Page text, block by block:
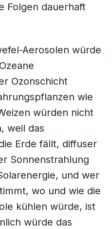
Folgen dauerhaft
Aerosolen würde
Ozonschicht
wie
würden nicht
weil das
Erde fällt, diffuser
Sonnenstrahlung
und wer
wo und wie die
kühlen würde, ist
würde das